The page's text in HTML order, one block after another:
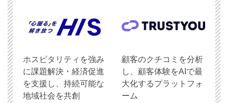
ホスピタリティを強み
に課題解決・経済促進
を支援し、持続可能な
地域社会を共創
顧客のクチコミを分析
し、顧客体験をAIで最
大化するプラットフォ
ーム